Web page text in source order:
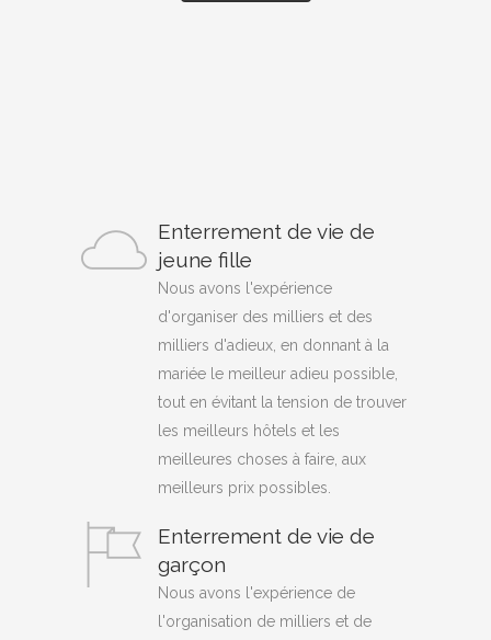
Enterrement de vie de
jeune fille
Nous avons l'expérience
d'organiser des milliers et des
milliers d'adieux, en donnant à la
mariée le meilleur adieu possible,
tout en évitant la tension de trouver
les meilleurs hôtels et les
meilleures choses à faire, aux
meilleurs prix possibles.
Enterrement de vie de
garçon
Nous avons l'expérience de
l'organisation de milliers et de